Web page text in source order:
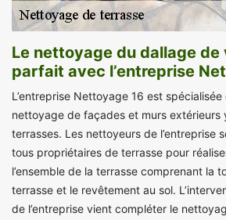
Le nettoyage du dallage
parfait avec l’entreprise
L’entreprise Nettoyage 16 est
nettoyage de façades et murs extérieurs
terrasses. Les nettoyeurs de l’entreprise
tous propriétaires de terrasse pour
l’ensemble de la terrasse comprenant la
terrasse et le revêtement au sol.
de l’entreprise vient compléter le